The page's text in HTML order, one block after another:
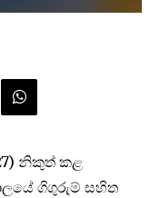
නිකුත් කළ
ගිගුරුම් සහිත